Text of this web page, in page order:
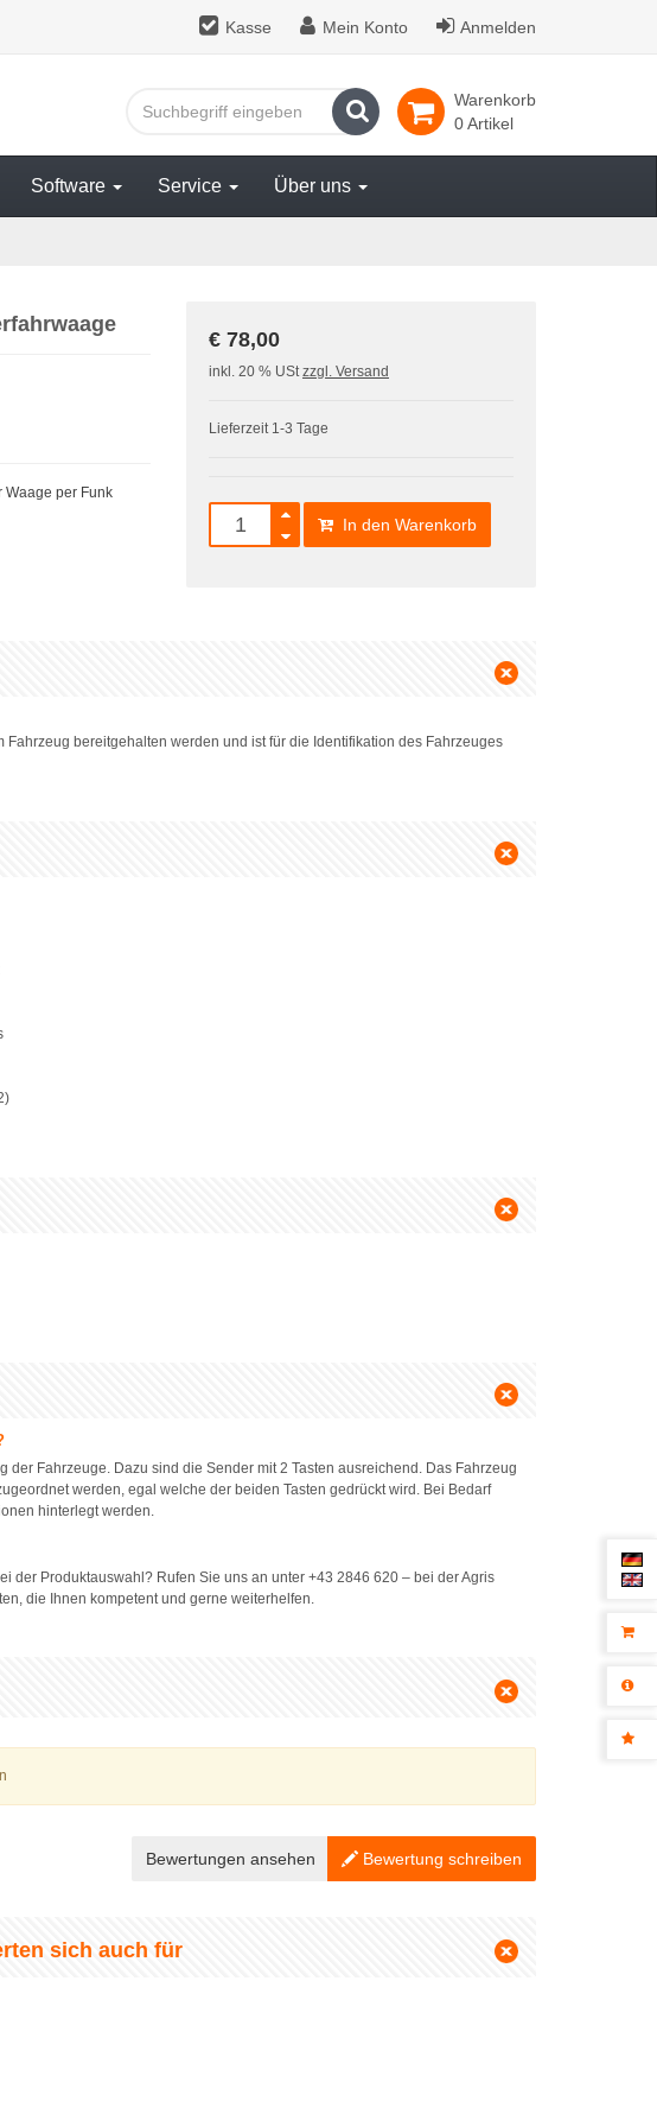
Kasse Mein Konto Anmelden
Warenkorb
0 Artikel
Suchen
Software Service Über uns
€ 78,00
inkl. 20 % UStzzgl. Versand
Lieferzeit 1-3 Tage
In den Warenkorb
Waage per Funk
Fahrzeug bereitgehalten werden und ist für die Identifikation des Fahrzeuges
der Fahrzeuge. Dazu sind die Sender mit 2 Tasten ausreichend. Das Fahrzeug
werden, egal welche der beiden Tasten gedrückt wird. Bei Bedarf
hinterlegt werden.
der Produktauswahl? Rufen Sie uns an unter +43 2846 620 – bei der Agris
die Ihnen kompetent und gerne weiterhelfen.
Bewertungen ansehen Bewertung schreiben
sich auch für